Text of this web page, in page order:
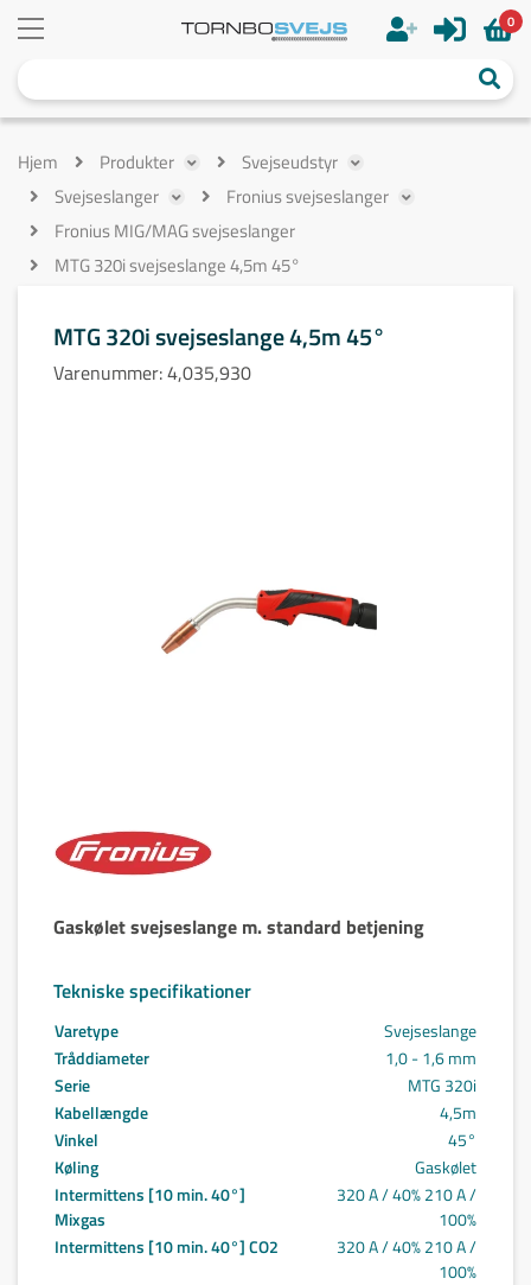
0
Hjem Produkter
Svejseudstyr
Svejseslanger
Fronius svejseslanger
Fronius MIG/MAG svejseslanger
MTG 320i svejseslange 4,5m 45°
MTG 320i svejseslange 4,5m 45°
Varenummer:4,035,930
Gaskølet svejseslange m. standard betjening
Tekniske specifikationer
Varetype
Svejseslange
Tråddiameter
1,0 - 1,6 mm
Serie
MTG 320i
Kabellængde
4,5m
Vinkel
45°
Køling
Gaskølet
Intermittens [10 min. 40°]
Mixgas
320 A / 40% 210 A /
100%
Intermittens [10 min. 40°] CO2
320 A / 40% 210 A /
100%